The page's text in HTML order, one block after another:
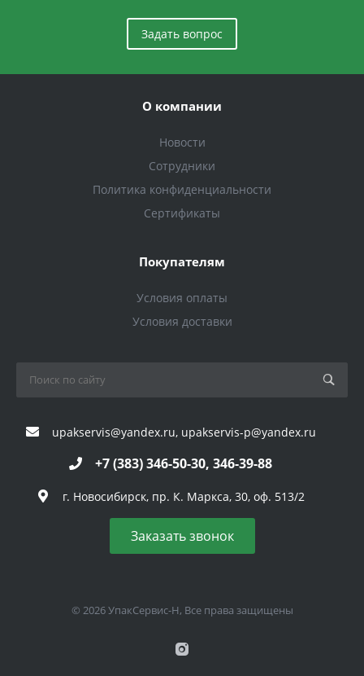
Задать вопрос
О компании
Новости
Сотрудники
Политика конфиденциальности
Сертификаты
Покупателям
Условия оплаты
Условия доставки
upakservis@yandex.ru, upakservis-p@yandex.ru
+7 (383) 346-50-30, 346-39-88
г. Новосибирск, пр. К. Маркса, 30, оф. 513/2
Заказать звонок
© 2026 УпакСервис-Н, Все права защищены